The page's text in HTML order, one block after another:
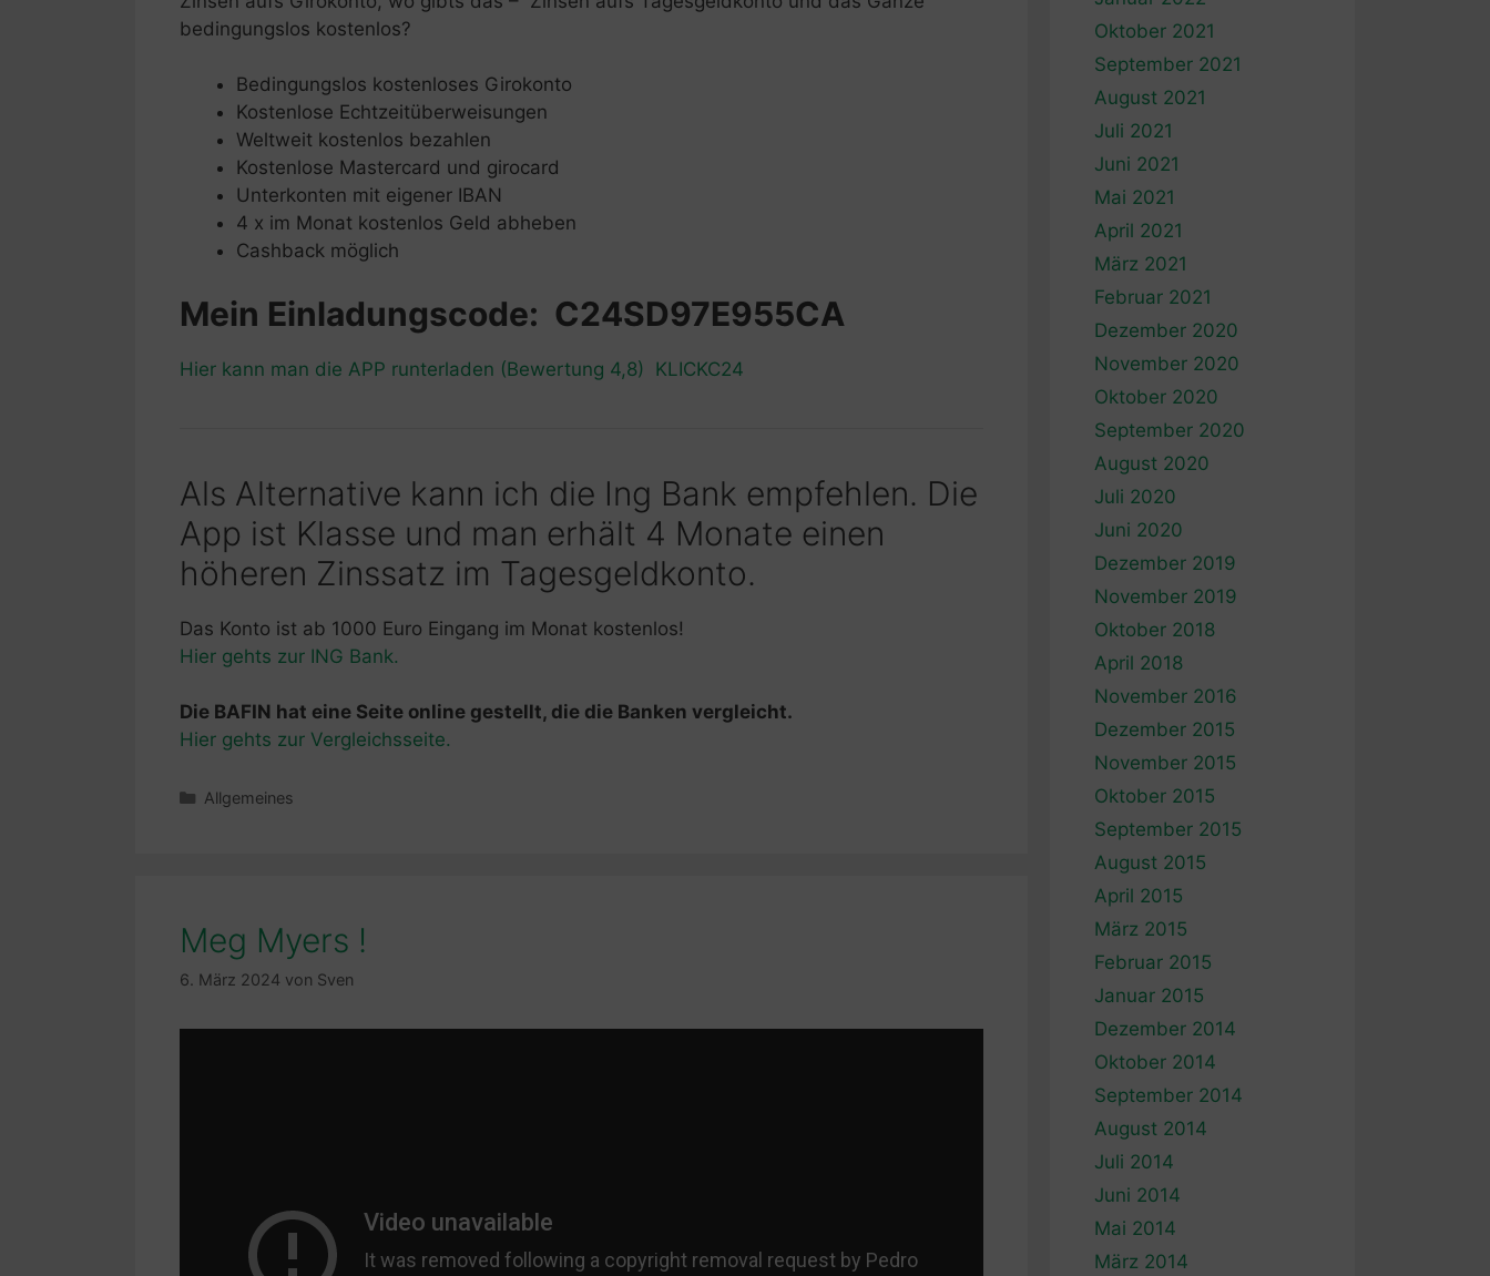
bedingungslos kostenlos?
Bedingungslos kostenloses Girokonto
Kostenlose Echtzeitüberweisungen
Weltweit kostenlos bezahlen
Kostenlose Mastercard und girocard
Unterkonten mit eigener IBAN
4 x im Monat kostenlos Geld abheben
Cashback möglich
Mein Einladungscode: C24SD97E955CA
Hier kann man die APP runterladen (Bewertung 4,8) KLICKC24
Als Alternative kann ich die Ing Bank empfehlen. Die
App ist Klasse und man erhält 4 Monate einen
höheren Zinssatz im Tagesgeldkonto.
Das Konto ist ab 1000 Euro Eingang im Monat kostenlos!
Hier gehts zur ING Bank.
Die BAFIN hat eine Seite online gestellt, die die Banken vergleicht.
Hier gehts zur Vergleichsseite.
Kategorien
Allgemeines
Meg Myers !
6. März 2024 von Sven
Oktober 2021
September 2021
August 2021
Juli 2021
Juni 2021
Mai 2021
April 2021
März 2021
Februar 2021
Dezember 2020
November 2020
Oktober 2020
September 2020
August 2020
Juli 2020
Juni 2020
Dezember 2019
November 2019
Oktober 2018
April 2018
November 2016
Dezember 2015
November 2015
Oktober 2015
September 2015
August 2015
April 2015
März 2015
Februar 2015
Januar 2015
Dezember 2014
Oktober 2014
September 2014
August 2014
Juli 2014
Juni 2014
Mai 2014
März 2014